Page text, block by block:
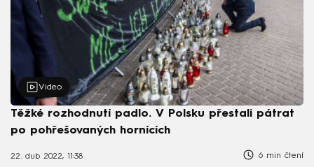
Video
Těžké rozhodnutí padlo. V Polsku přestali pátrat
po pohřešovaných hornících
22. dub 2022, 11:38 6 min čtení